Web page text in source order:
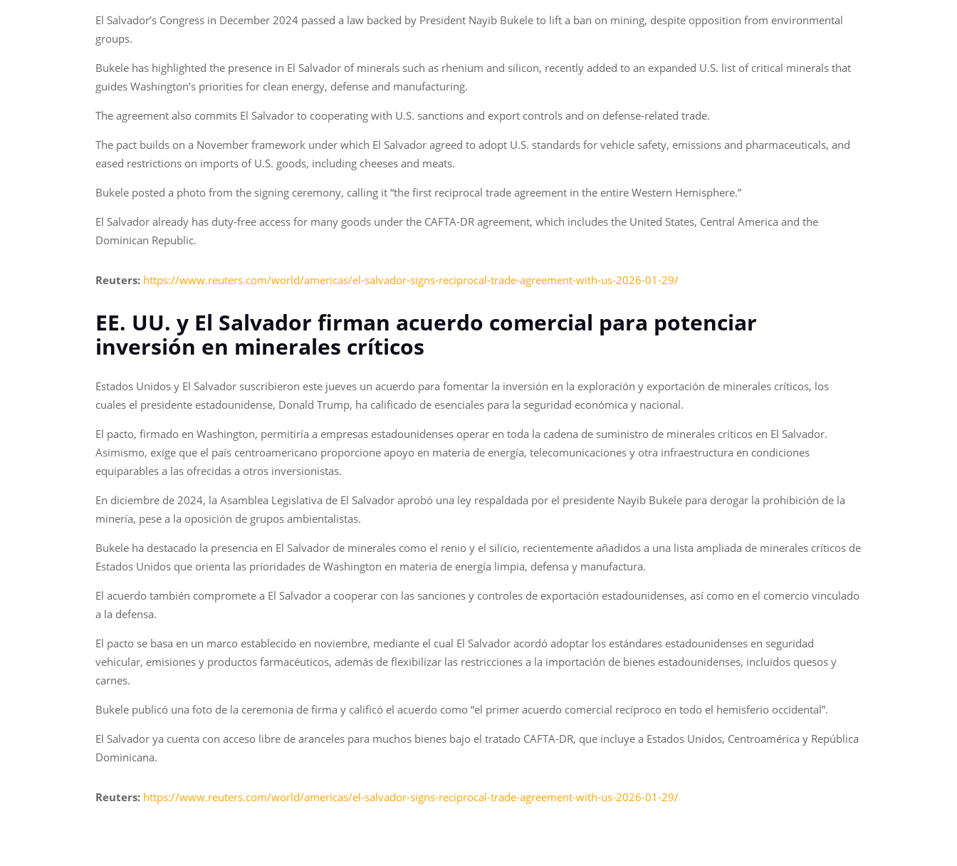
El Salvador’s Congress in December 2024 passed a law backed by President Nayib Bukele to lift a ban on mining, despite opposition from environmental
groups.
Bukele has highlighted the presence in El Salvador of minerals such as rhenium and silicon, recently added to an expanded U.S. list of critical minerals that
guides Washington’s priorities for clean energy, defense and manufacturing.
The agreement also commits El Salvador to cooperating with U.S. sanctions and export controls and on defense-related trade.
The pact builds on a November framework under which El Salvador agreed to adopt U.S. standards for vehicle safety, emissions and pharmaceuticals, and
eased restrictions on imports of U.S. goods, including cheeses and meats.
Bukele posted a photo from the signing ceremony, calling it “the first reciprocal trade agreement in the entire Western Hemisphere.”
El Salvador already has duty-free access for many goods under the CAFTA-DR agreement, which includes the United States, Central America and the
Dominican Republic.
Reuters: https://www.reuters.com/world/americas/el-salvador-signs-reciprocal-trade-agreement-with-us-2026-01-29/
EE. UU. y El Salvador firman acuerdo comercial para potenciar
inversión en minerales críticos
Estados Unidos y El Salvador suscribieron este jueves un acuerdo para fomentar la inversión en la exploración y exportación de minerales críticos, los
cuales el presidente estadounidense, Donald Trump, ha calificado de esenciales para la seguridad económica y nacional.
El pacto, firmado en Washington, permitiría a empresas estadounidenses operar en toda la cadena de suministro de minerales críticos en El Salvador.
Asimismo, exige que el país centroamericano proporcione apoyo en materia de energía, telecomunicaciones y otra infraestructura en condiciones
equiparables a las ofrecidas a otros inversionistas.
En diciembre de 2024, la Asamblea Legislativa de El Salvador aprobó una ley respaldada por el presidente Nayib Bukele para derogar la prohibición de la
minería, pese a la oposición de grupos ambientalistas.
Bukele ha destacado la presencia en El Salvador de minerales como el renio y el silicio, recientemente añadidos a una lista ampliada de minerales críticos de
Estados Unidos que orienta las prioridades de Washington en materia de energía limpia, defensa y manufactura.
El acuerdo también compromete a El Salvador a cooperar con las sanciones y controles de exportación estadounidenses, así como en el comercio vinculado
a la defensa.
El pacto se basa en un marco establecido en noviembre, mediante el cual El Salvador acordó adoptar los estándares estadounidenses en seguridad
vehicular, emisiones y productos farmacéuticos, además de flexibilizar las restricciones a la importación de bienes estadounidenses, incluidos quesos y
carnes.
Bukele publicó una foto de la ceremonia de firma y calificó el acuerdo como “el primer acuerdo comercial recíproco en todo el hemisferio occidental”.
El Salvador ya cuenta con acceso libre de aranceles para muchos bienes bajo el tratado CAFTA-DR, que incluye a Estados Unidos, Centroamérica y República
Dominicana.
Reuters: https://www.reuters.com/world/americas/el-salvador-signs-reciprocal-trade-agreement-with-us-2026-01-29/